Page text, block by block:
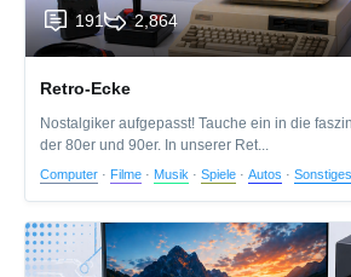
191 2,864
Retro-Ecke
Nostalgiker aufgepasst! Tauche ein in die
der 80er und 90er. In unserer Ret...
Computer · Filme · Musik · Spiele · Autos · Sonstiges